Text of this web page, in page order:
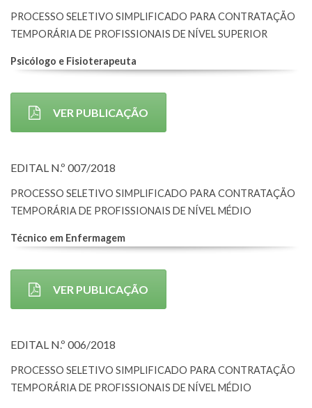
PROCESSO SELETIVO SIMPLIFICADO PARA CONTRATAÇÃO
TEMPORÁRIA DE PROFISSIONAIS DE NÍVEL SUPERIOR
Psicólogo e Fisioterapeuta
VER PUBLICAÇÃO
EDITAL N.º 007/2018
PROCESSO SELETIVO SIMPLIFICADO PARA CONTRATAÇÃO
TEMPORÁRIA DE PROFISSIONAIS DE NÍVEL MÉDIO
Técnico em Enfermagem
VER PUBLICAÇÃO
EDITAL N.º 006/2018
PROCESSO SELETIVO SIMPLIFICADO PARA CONTRATAÇÃO
TEMPORÁRIA DE PROFISSIONAIS DE NÍVEL MÉDIO